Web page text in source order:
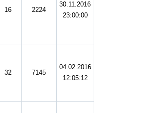
16 2224
30.11.2016
23:00:00
32 7145
04.02.2016
12:05:12